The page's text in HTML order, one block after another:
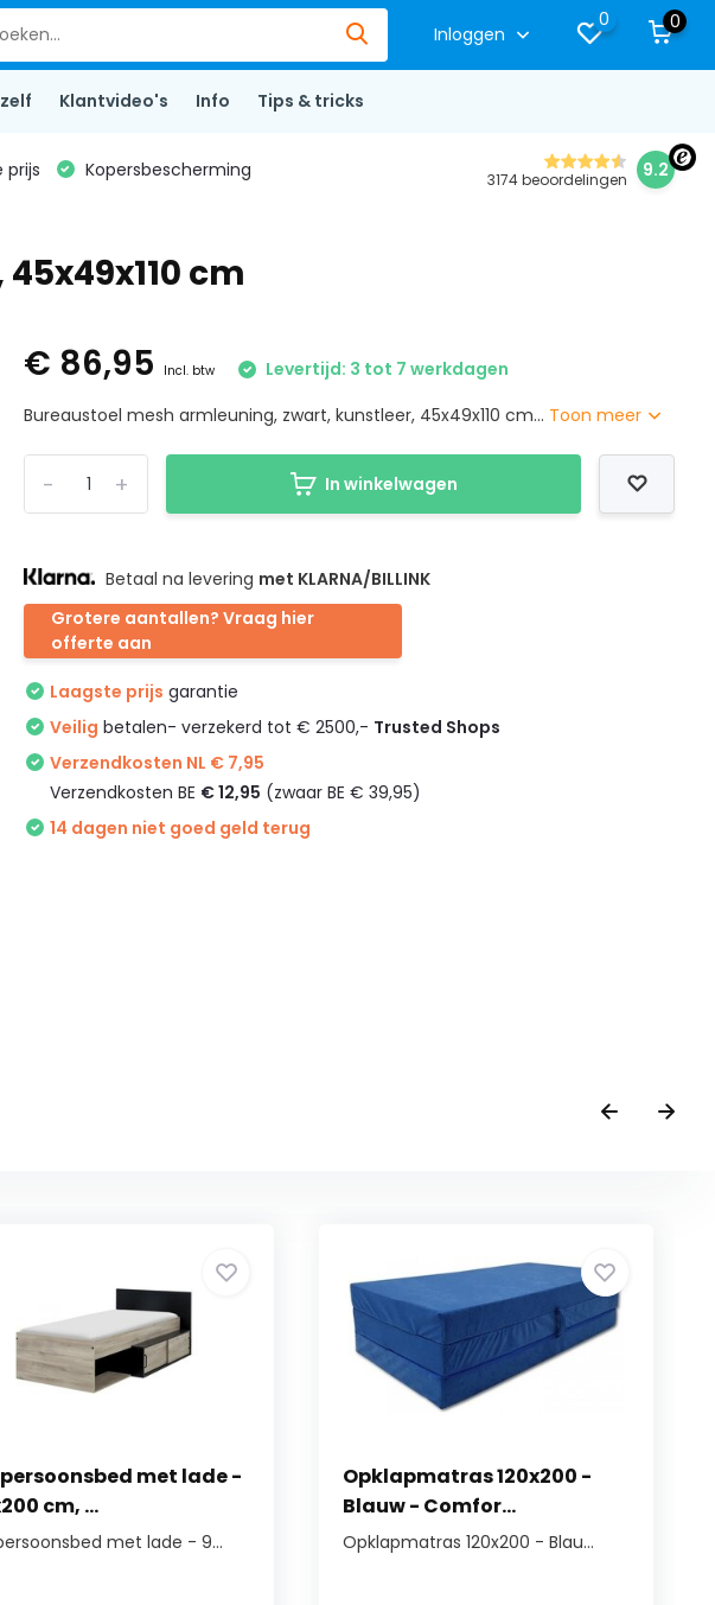
Inloggen
0 0
Klantvideo's Info Tips & tricks
prijs Kopersbescherming 3174 beoordelingen 9.2
cm
€ 86,95 Incl. btw
Levertijd: 3 tot 7 werkdagen
Bureaustoel mesh armleuning, zwart, kunstleer, 45x49x110 cm... Toon meer
+
- In winkelwagen
Betaal na levering met KLARNA/BILLINK
Grotere aantallen? Vraag hier
offerte aan
Laagste prijs garantie
Veilig betalen- verzekerd tot € 2500,- Trusted Shops
Verzendkosten NL € 7,95
Verzendkosten BE € 12,95 (zwaar BE € 39,95)
14 dagen niet goed geld terug
met lade -
cm, ...
met lade - 9...
Opklapmatras 120x200 -
Blauw - Comfor...
Opklapmatras 120x200 - Blau...